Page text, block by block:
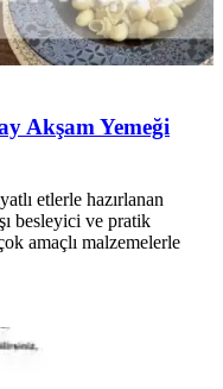
Akşam Yemeği
etlerle hazırlanan
besleyici ve pratik
amaçlı malzemelerle